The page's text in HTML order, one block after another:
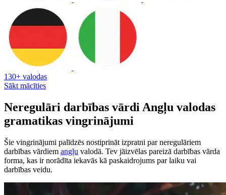
130+ valodas
Sākt mācīties
Neregulāri darbības vārdi Angļu valodas
gramatikas vingrinājumi
Šie vingrinājumi palīdzēs nostiprināt izpratni par neregulāriem
darbības vārdiem angļu valodā. Tev jāizvēlas pareizā darbības vārda
forma, kas ir norādīta iekavās kā paskaidrojums par laiku vai
darbības veidu.